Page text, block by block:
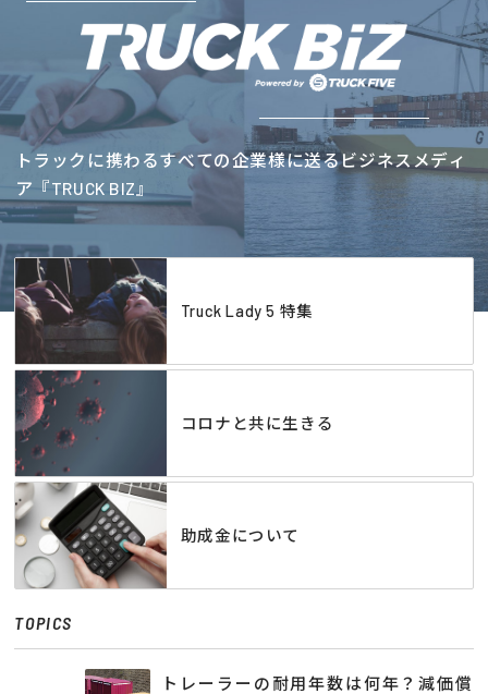
トラックに携わるすべての企業様に送るビジネスメディ
ア『TRUCK BIZ』
Truck Lady 5 特集
コロナと共に生きる
助成金について
TOPICS
トレーラーの耐用年数は何年？減価償